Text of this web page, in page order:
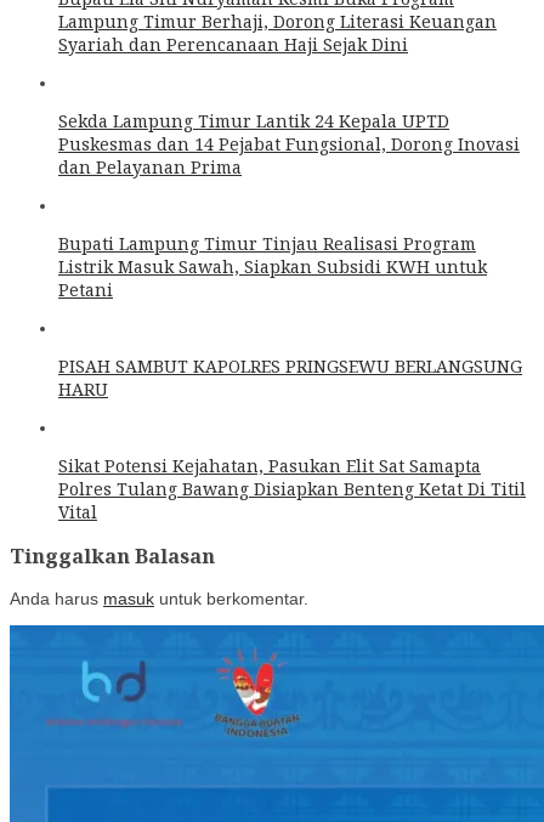
Lampung Timur Berhaji, Dorong Literasi Keuangan
Syariah dan Perencanaan Haji Sejak Dini
Sekda Lampung Timur Lantik 24 Kepala UPTD
Puskesmas dan 14 Pejabat Fungsional, Dorong Inovasi
dan Pelayanan Prima
Bupati Lampung Timur Tinjau Realisasi Program
Listrik Masuk Sawah, Siapkan Subsidi KWH untuk
Petani
PISAH SAMBUT KAPOLRES PRINGSEWU BERLANGSUNG
HARU
Sikat Potensi Kejahatan, Pasukan Elit Sat Samapta
Polres Tulang Bawang Disiapkan Benteng Ketat Di Titil
Vital
Tinggalkan Balasan
Anda harus masuk untuk berkomentar.